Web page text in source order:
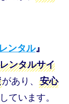
ンタル』
ンタルサイ
があり、 安心
ています。